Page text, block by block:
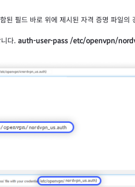
된 필드 바로 위에 제시된 자격 증명 파일의
다. auth-user-pass /etc/openvpn/